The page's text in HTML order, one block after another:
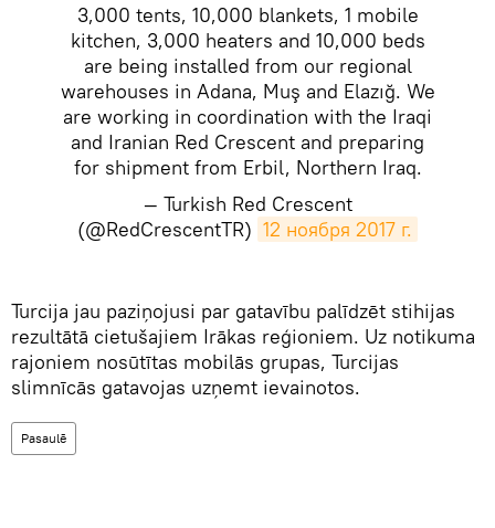
3,000 tents, 10,000 blankets, 1 mobile
kitchen, 3,000 heaters and 10,000 beds
are being installed from our regional
warehouses in Adana, Muş and Elazığ. We
are working in coordination with the Iraqi
and Iranian Red Crescent and preparing
for shipment from Erbil, Northern Iraq.
— Turkish Red Crescent
(@RedCrescentTR) 12 ноября 2017 г.
Turcija jau paziņojusi par gatavību palīdzēt stihijas
rezultātā cietušajiem Irākas reģioniem. Uz notikuma
rajoniem nosūtītas mobilās grupas, Turcijas
slimnīcās gatavojas uzņemt ievainotos.
Pasaulē